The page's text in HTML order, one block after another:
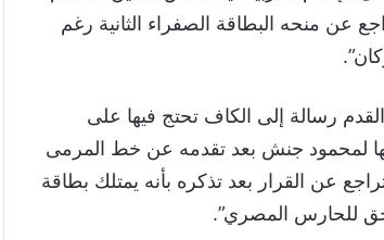
منحه البطاقة الصفراء الثانية رغم
رسالة إلى الكاف تحتج فيها على
لمحمود جنش بعد تقدمه عن خط المرمى
عن القرار بعد تذكره بأنه يمتلك بطاقة
للحارس المصري”.